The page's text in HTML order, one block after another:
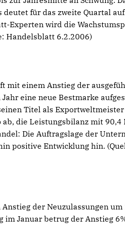
für das zweite Quartal
Experten wird die
Handelsblatt 6.2.2006)
mit einem Anstieg der
eine neue Bestmarke
Titel als
die Leistungsbilanz mit
Die Auftragslage der
positive Entwicklung hin.
der Neuzulassungen um
im Januar betrug der Anstieg